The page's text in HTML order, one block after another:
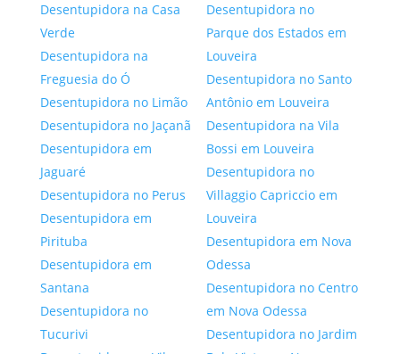
Desentupidora na Casa
Verde
Desentupidora na
Freguesia do Ó
Desentupidora no Limão
Desentupidora no Jaçanã
Desentupidora em
Jaguaré
Desentupidora no Perus
Desentupidora em
Pirituba
Desentupidora em
Santana
Desentupidora no
Tucurivi
Desentupidora no
Parque dos Estados em
Louveira
Desentupidora no Santo
Antônio em Louveira
Desentupidora na Vila
Bossi em Louveira
Desentupidora no
Villaggio Capriccio em
Louveira
Desentupidora em Nova
Odessa
Desentupidora no Centro
em Nova Odessa
Desentupidora no Jardim